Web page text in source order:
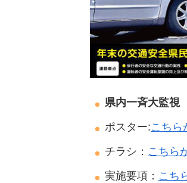
県内一斉大監視
ポスター:こちら
チラシ： こちら
実施要項： こち